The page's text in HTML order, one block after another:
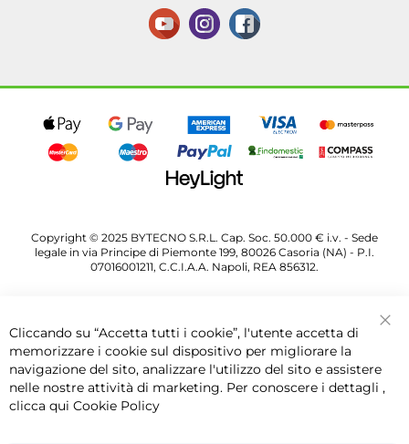
Copyright © 2025 BYTECNO S.R.L. Cap. Soc. 50.000 € i.v. - Sede
legale in via Principe di Piemonte 199, 80026 Casoria (NA) - P.I.
07016001211, C.C.I.A.A. Napoli, REA 856312.
Cliccando su “Accetta tutti i cookie”, l'utente accetta di
memorizzare i cookie sul dispositivo per migliorare la
navigazione del sito, analizzare l'utilizzo del sito e assistere
nelle nostre attività di marketing. Per conoscere i dettagli ,
clicca qui Cookie Policy